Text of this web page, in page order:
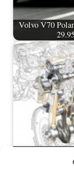
Volvo V70
CV